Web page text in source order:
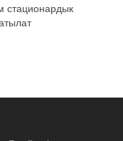
стационардык